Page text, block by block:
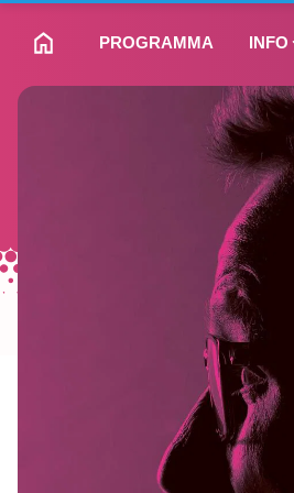
NAAR HOMEPAGINA
PROGRAMMA INFO